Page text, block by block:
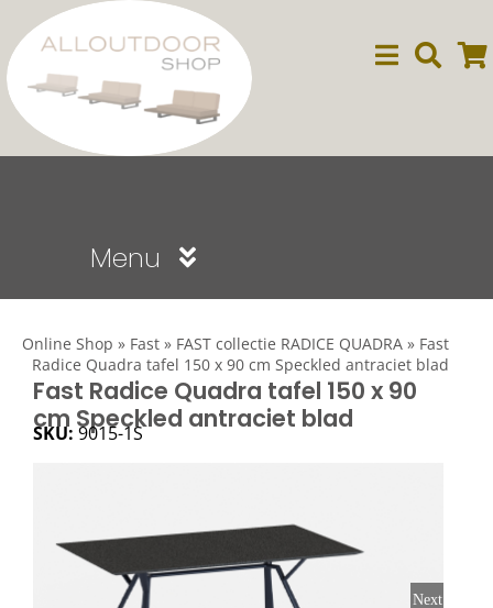
naar
inhoud
Menu
Dining
Online Shop » Fast » FAST collectie RADICE QUADRA » Fast
Radice Quadra tafel 150 x 90 cm Speckled antraciet blad
Fast Radice Quadra tafel 150 x 90
cm Speckled antraciet blad
SKU:9015-1S
Next